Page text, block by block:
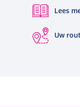
Lees
Uw